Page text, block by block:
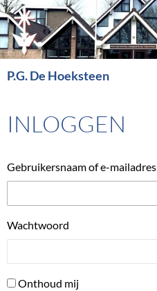
Ga
naar
de
inhoud
P.G. De Hoeksteen
INLOGGEN
Gebruikersnaam of e-mailadres
Wachtwoord
Onthoud mij